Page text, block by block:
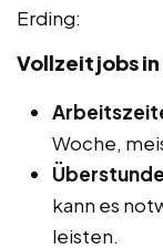
Erding:
Vollzeitjobs in
Woche,
kann es
leisten.